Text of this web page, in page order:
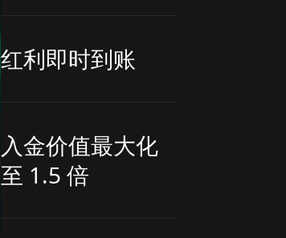
红利即时到账
入金价值最大化
至 1.5 倍